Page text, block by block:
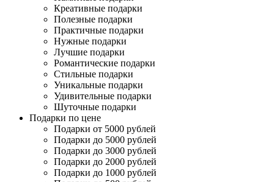
Креативные подарки
Полезные подарки
Практичные подарки
Нужные подарки
Лучшие подарки
Романтические подарки
Стильные подарки
Уникальные подарки
Удивительные подарки
Шуточные подарки
Подарки по цене
Подарки от 5000 рублей
Подарки до 5000 рублей
Подарки до 3000 рублей
Подарки до 2000 рублей
Подарки до 1000 рублей